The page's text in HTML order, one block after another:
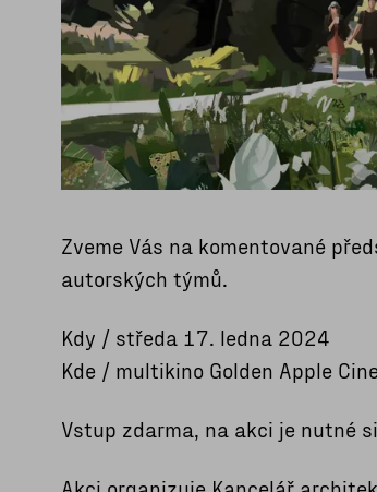
Zveme Vás na komentované
autorských týmů.
Kdy / středa 17. ledna 2024
Kde / multikino Golden Apple
Vstup zdarma, na akci je nutné